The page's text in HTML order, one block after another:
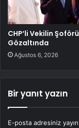
CHP’li Vekilin Şoförü
Gözaltında
Ağustos 6, 2026
Bir yanıt yazın
E-posta adresiniz